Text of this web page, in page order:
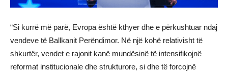
“Si kurrë më parë, Evropa është kthyer dhe e përkushtuar ndaj
vendeve të Ballkanit Perëndimor. Në një kohë relativisht të
shkurtër, vendet e rajonit kanë mundësinë të intensifikojnë
reformat institucionale dhe strukturore, si dhe të forcojnë